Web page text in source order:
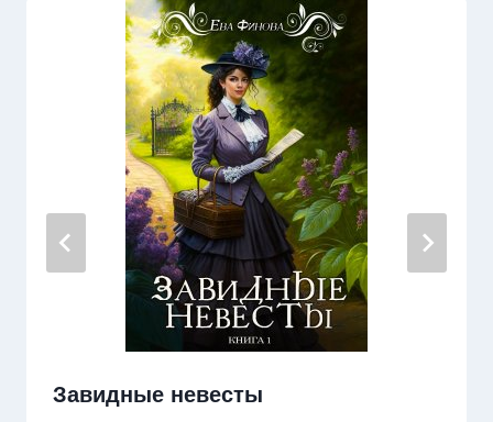
Завидные невесты